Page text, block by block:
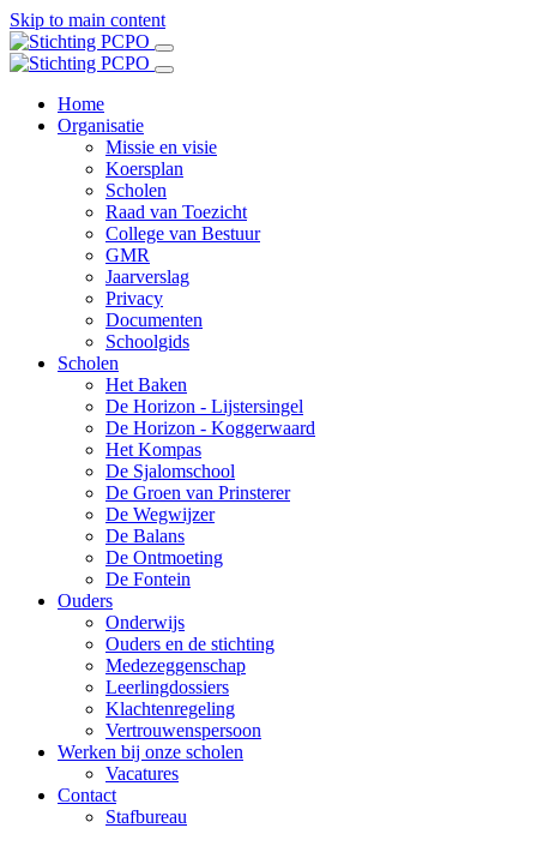
Skip to main content
Home
Organisatie
Missie en visie
Koersplan
Scholen
Raad van Toezicht
College van Bestuur
GMR
Jaarverslag
Privacy
Documenten
Schoolgids
Scholen
Het Baken
De Horizon - Lijstersingel
De Horizon - Koggerwaard
Het Kompas
De Sjalomschool
De Groen van Prinsterer
De Wegwijzer
De Balans
De Ontmoeting
De Fontein
Ouders
Onderwijs
Ouders en de stichting
Medezeggenschap
Leerlingdossiers
Klachtenregeling
Vertrouwenspersoon
Werken bij onze scholen
Vacatures
Contact
Stafbureau